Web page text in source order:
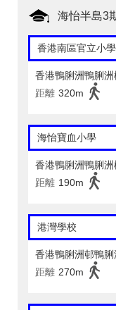
海怡半島3
香港南區官立小學
香港鴨脷洲鴨脷
距離 320m
海怡寶血小學
香港鴨脷洲鴨脷
距離 190m
港灣學校
香港鴨脷洲邨鴨
距離 270m